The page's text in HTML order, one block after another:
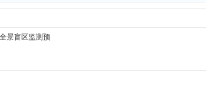
景盲区监测预